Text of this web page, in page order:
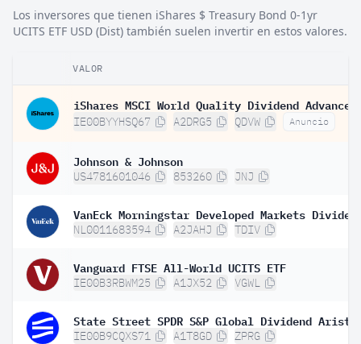
Los inversores que tienen iShares $ Treasury Bond 0-1yr
UCITS ETF USD (Dist) también suelen invertir en estos valores.
VALOR
IE00BYYHSQ67 A2DRG5 QDVW Anuncio
Johnson & Johnson
US4781601046 853260 JNJ
NL0011683594 A2JAHJ TDIV
Vanguard FTSE All-World UCITS ETF
IE00B3RBWM25 A1JX52 VGWL
IE00B9CQXS71 A1T8GD ZPRG